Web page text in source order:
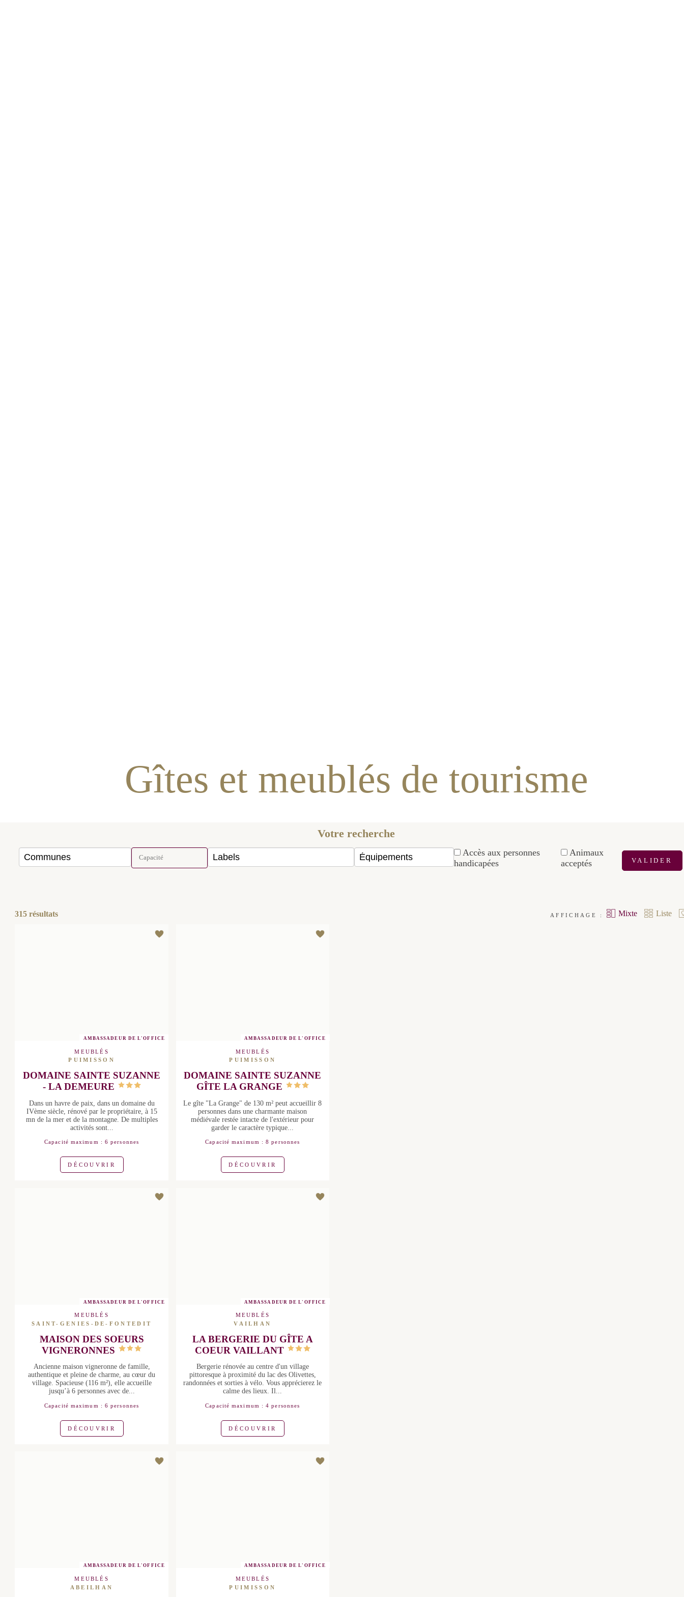
Gîtes et meublés de tourisme
Votre recherche
COMMUNES LABELS Accès aux personnes handicapées Animaux acceptés
VALIDER
315 résultats AFFICHAGE : Mixte Liste
AMBASSADEUR DE L'OFFICE
MEUBLÉS
PUIMISSON
DOMAINE SAINTE SUZANNE -
LA DEMEURE
Dans un havre de paix, dans un domaine
du IVème siècle, rénové par le
propriétaire, à 15 mn de la mer et de la
montagne. De multiples activités sont...
Capacité maximum : 6 personnes
DÉCOUVRIR
AMBASSADEUR DE L'OFFICE
MEUBLÉS
PUIMISSON
DOMAINE SAINTE SUZANNE
GÎTE LA GRANGE
Le gîte "La Grange" de 130 m² peut
accueillir 8 personnes dans une
charmante maison médiévale restée
intacte de l'extérieur pour garder le
DÉCOUVRIR
AMBASSADEUR DE L'OFFICE
MEUBLÉS
MAISON DES SOEURS
Ancienne maison vigneronne de famille,
authentique et pleine de charme, au
cœur du village. Spacieuse (116 m²), elle
AMBASSADEUR DE L'OFFICE
MEUBLÉS
LA BERGERIE DU GÎTE A
Bergerie rénovée au centre d'un
village pittoresque à proximité du lac
des Olivettes, randonnées et sorties à
lieux. Il...
Capacité maximum : 4 personnes
AMBASSADEUR DE L'OFFICE AMBASSADEUR DE L'OFFICE